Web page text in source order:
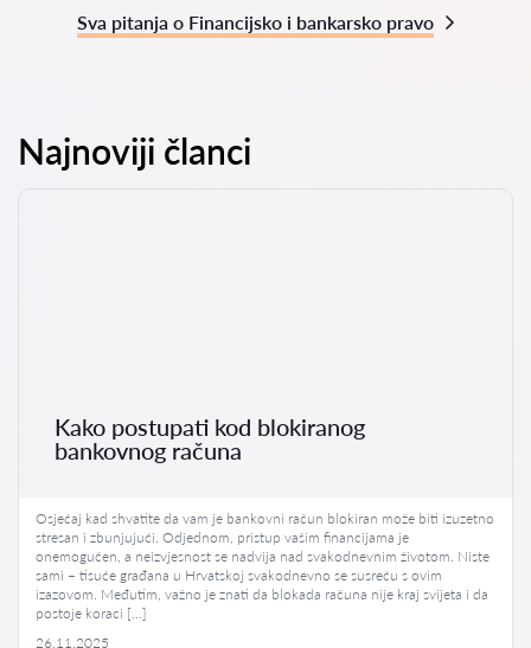
Sva pitanja o Financijsko i bankarsko pravo
Najnoviji članci
Kako postupati kod blokiranog
bankovnog računa
Osjećaj kad shvatite da vam je bankovni račun blokiran može biti izuzetno
stresan i zbunjujući. Odjednom, pristup vašim financijama je
onemogućen, a neizvjesnost se nadvija nad svakodnevnim životom. Niste
sami – tisuće građana u Hrvatskoj svakodnevno se susreću s ovim
izazovom. Međutim, važno je znati da blokada računa nije kraj svijeta i da
postoje koraci […]
26.11.2025